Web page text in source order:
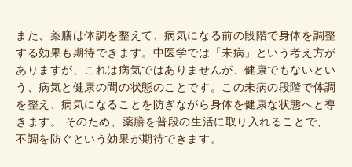
また、薬膳は体調を整えて、病気になる前の段階で身体を調整
する効果も期待できます。中医学では「未病」という考え方が
ありますが、これは病気ではありませんが、健康でもないとい
う、病気と健康の間の状態のことです。この未病の段階で体調
を整え、病気になることを防ぎながら身体を健康な状態へと導
きます。 そのため、薬膳を普段の生活に取り入れることで、
不調を防ぐという効果が期待できます。